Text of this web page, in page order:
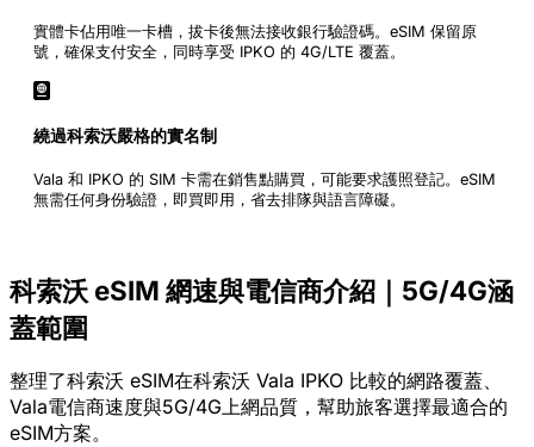
實體卡佔用唯一卡槽，拔卡後無法接收銀行驗證碼。eSIM 保留原
號，確保支付安全，同時享受 IPKO 的 4G/LTE 覆蓋。
繞過科索沃嚴格的實名制
Vala 和 IPKO 的 SIM 卡需在銷售點購買，可能要求護照登記。eSIM
無需任何身份驗證，即買即用，省去排隊與語言障礙。
科索沃 eSIM 網速與電信商介紹｜5G/4G涵
蓋範圍
整理了科索沃 eSIM在科索沃 Vala IPKO 比較的網路覆蓋、
Vala電信商速度與5G/4G上網品質，幫助旅客選擇最適合的
eSIM方案。